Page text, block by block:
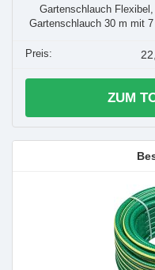
Gartenschlauch
Gartenschlauch 30 m mit
ZUM